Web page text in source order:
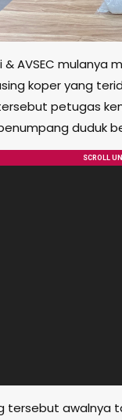
& AVSEC mulanya
koper yang
petugas
duduk
tersebut awalnya